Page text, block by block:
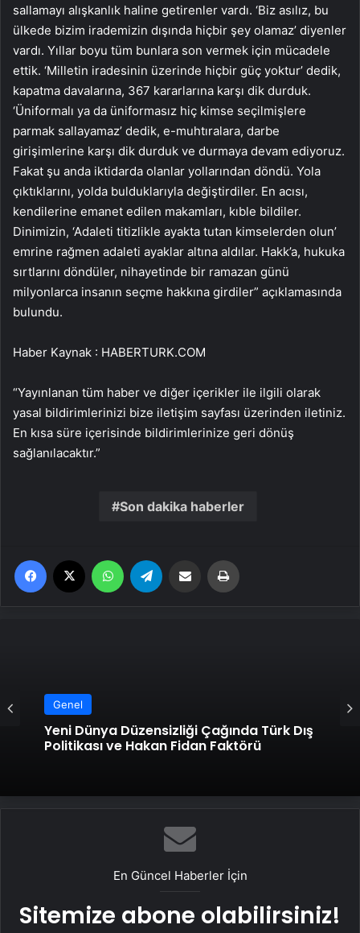
sallamayı alışkanlık haline getirenler vardı. ‘Biz asılız, bu
ülkede bizim irademizin dışında hiçbir şey olamaz’ diyenler
vardı. Yıllar boyu tüm bunlara son vermek için mücadele
ettik. ‘Milletin iradesinin üzerinde hiçbir güç yoktur’ dedik,
kapatma davalarına, 367 kararlarına karşı dik durduk.
‘Üniformalı ya da üniformasız hiç kimse seçilmişlere
parmak sallayamaz’ dedik, e-muhtıralara, darbe
girişimlerine karşı dik durduk ve durmaya devam ediyoruz.
Fakat şu anda iktidarda olanlar yollarından döndü. Yola
çıktıklarını, yolda bulduklarıyla değiştirdiler. En acısı,
kendilerine emanet edilen makamları, kıble bildiler.
Dinimizin, ‘Adaleti titizlikle ayakta tutan kimselerden olun’
emrine rağmen adaleti ayaklar altına aldılar. Hakk’a, hukuka
sırtlarını döndüler, nihayetinde bir ramazan günü
milyonlarca insanın seçme hakkına girdiler” açıklamasında
bulundu.
Haber Kaynak : HABERTURK.COM
“Yayınlanan tüm haber ve diğer içerikler ile ilgili olarak
yasal bildirimlerinizi bize iletişim sayfası üzerinden iletiniz.
En kısa süre içerisinde bildirimlerinize geri dönüş
sağlanılacaktır.”
Son dakika haberler
Facebook WhatsApp Email'den paylaş
Genel
Yeni Dünya Düzensizliği Çağında Türk Dış
Politikası ve Hakan Fidan Faktörü
En Güncel Haberler İçin
Sitemize abone olabilirsiniz!